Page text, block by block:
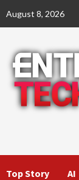
August 8, 2026
Top Story AI